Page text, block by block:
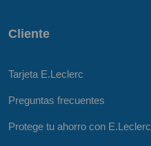
Cliente
Tarjeta E.Leclerc
Preguntas frecuentes
Protege tu ahorro con E.Leclerc